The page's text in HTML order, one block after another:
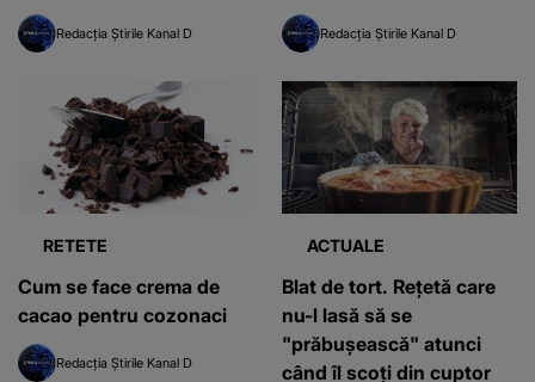
Redacția Știrile Kanal D Redacția Știrile Kanal D
RETETE
Cum se face crema de
cacao pentru cozonaci
Redacția Știrile Kanal D
ACTUALE
Blat de tort. Rețetă care
nu-l lasă să se
"prăbușească" atunci
când îl scoți din cuptor